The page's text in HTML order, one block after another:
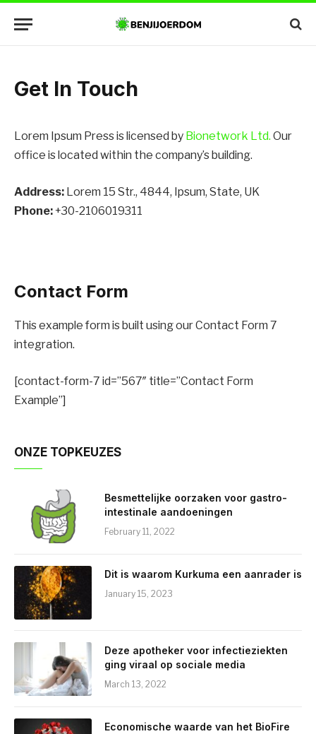
Get In Touch
Lorem Ipsum Press is licensed by Bionetwork Ltd. Our
office is located within the company’s building.
Address: Lorem 15 Str., 4844, Ipsum, State, UK
Phone:+30-2106019311
Contact Form
This example form is built using our Contact Form 7
integration.
[contact-form-7 id=”567″ title=”Contact Form
Example”]
ONZE TOPKEUZES
Besmettelijke oorzaken voor gastro-
intestinale aandoeningen
February 11, 2022
Dit is waarom Kurkuma een aanrader is
January 15, 2023
Deze apotheker voor infectieziekten
ging viraal op sociale media
March 13, 2022
Economische waarde van het BioFire